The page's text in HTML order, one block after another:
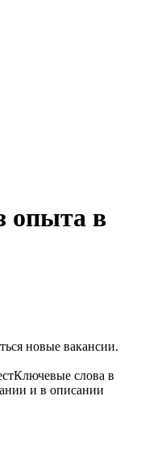
опыта в
новые вакансии.
Ключевые слова в
и в описании